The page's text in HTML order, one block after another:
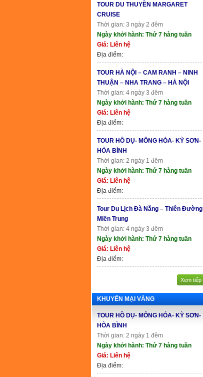
TOUR DU THUYỀN MARGARET
CRUISE
Thời gian: 3 ngày 2 đêm
Ngày khởi hành: Thứ 7 hàng tuần
Giá: Liên hệ
Địa điểm:
TOUR HÀ NỘI – CAM RANH – NINH
THUẬN – NHA TRANG – HÀ NỘI
Thời gian: 4 ngày 3 đêm
Ngày khởi hành: Thứ 7 hàng tuần
Giá: Liên hệ
Địa điểm:
TOUR HỒ DỤ- MÔNG HÓA- KỲ SƠN-
HÒA BÌNH
Thời gian: 2 ngày 1 đêm
Ngày khởi hành: Thứ 7 hàng tuần
Giá: Liên hệ
Địa điểm:
Tour Du Lịch Đà Nẵng – Thiên Đường
Miền Trung
Thời gian: 4 ngày 3 đêm
Ngày khởi hành: Thứ 7 hàng tuần
Giá: Liên hệ
Địa điểm:
Xem tiếp
KHUYẾN MẠI VÀNG
TOUR HỒ DỤ- MÔNG HÓA- KỲ SƠN-
HÒA BÌNH
Thời gian: 2 ngày 1 đêm
Ngày khởi hành: Thứ 7 hàng tuần
Giá: Liên hệ
Địa điểm: